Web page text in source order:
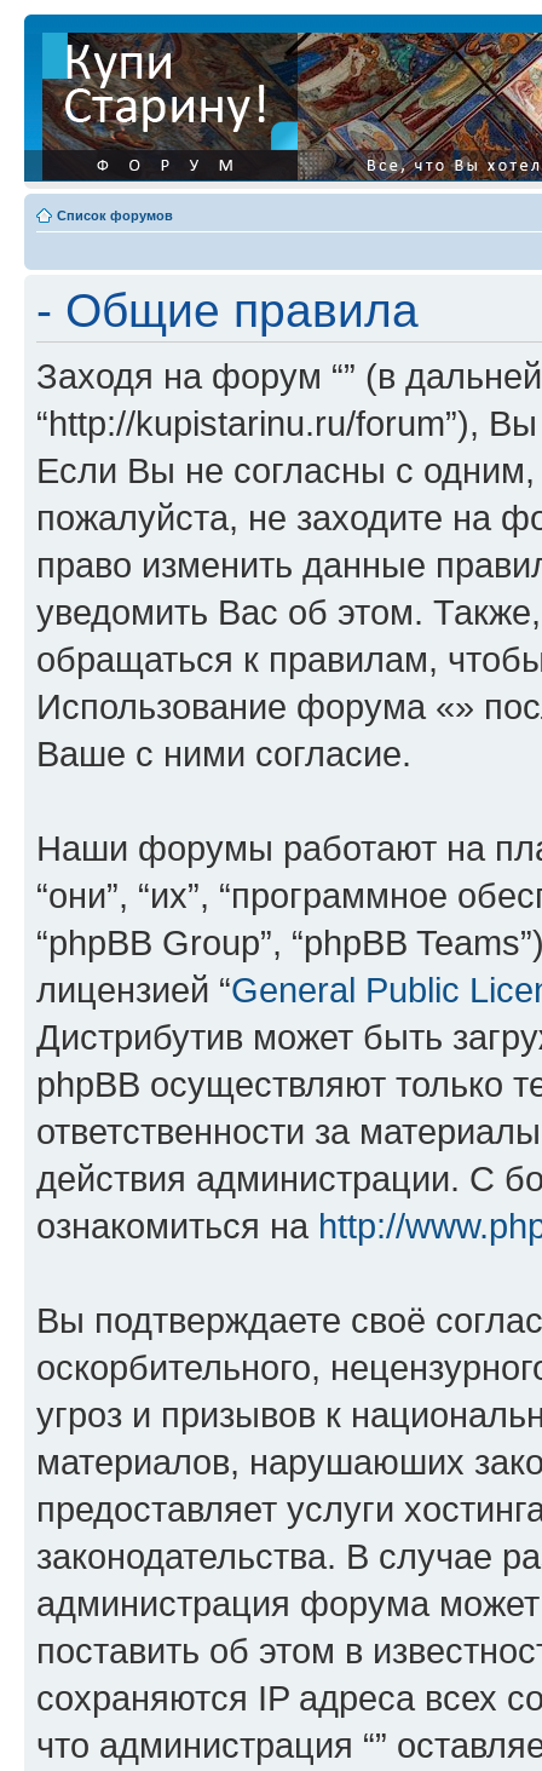
Список форумов
- Общие правила
Заходя на форум “” (в
“http://kupistarinu.ru/forum”),
Если Вы не согласны с
пожалуйста, не заходите на
право изменить данные
уведомить Вас об этом.
обращаться к правилам,
Использование форума «»
Ваше с ними согласие.
Наши форумы работают на
“они”, “их”, “программное
“phpBB Group”, “phpBB
лицензией “General Public
Дистрибутив может быть
phpBB осуществляют только
ответственности за
действия администрации. С
ознакомиться на http://
Вы подтверждаете своё
оскорбительного,
угроз и призывов к
материалов, нарушаюших
предоставляет услуги
законодательства. В случае
администрация форума
поставить об этом в
сохраняются IP адреса всех
что администрация “”